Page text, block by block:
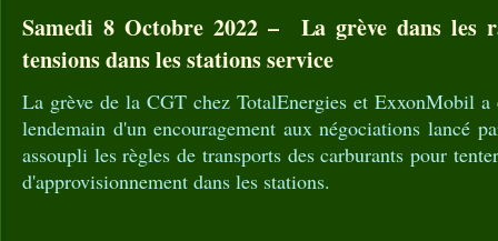
Samedi 8 Octobre 2022 – La grève dans les
tensions dans les stations service
La grève de la CGT chez TotalEnergies et ExxonMobil a
lendemain d'un encouragement aux négociations lancé
assoupli les règles de transports des carburants pour
d'approvisionnement dans les stations.